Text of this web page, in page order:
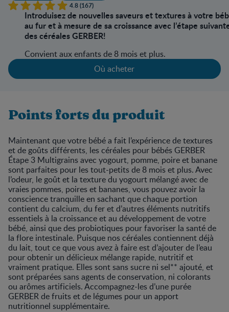
4.8 (167)
Introduisez de nouvelles saveurs et textures à votre
au fur et à mesure de sa croissance avec l’étape
des céréales GERBER!
Convient aux enfants de 8 mois et plus.
Où acheter
Points forts du produit
Maintenant que votre bébé a fait l’expérience de textures
et de goûts différents, les céréales pour bébés GERBER
Étape 3 Multigrains avec yogourt, pomme, poire et banane
sont parfaites pour les tout-petits de 8 mois et plus. Avec
l’odeur, le goût et la texture du yogourt mélangé avec de
vraies pommes, poires et bananes, vous pouvez avoir la
conscience tranquille en sachant que chaque portion
contient du calcium, du fer et d’autres éléments nutritifs
essentiels à la croissance et au développement de votre
bébé, ainsi que des probiotiques pour favoriser la santé de
la flore intestinale. Puisque nos céréales contiennent déjà
du lait, tout ce que vous avez à faire est d’ajouter de l’eau
pour obtenir un délicieux mélange rapide, nutritif et
vraiment pratique. Elles sont sans sucre ni sel** ajouté, et
sont préparées sans agents de conservation, ni colorants
ou arômes artificiels. Accompagnez-les d’une purée
GERBER de fruits et de légumes pour un apport
nutritionnel supplémentaire.